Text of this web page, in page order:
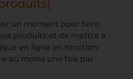
un moment pour faire
produits et de mettre à
en ligne en fonction
au moins une fois par